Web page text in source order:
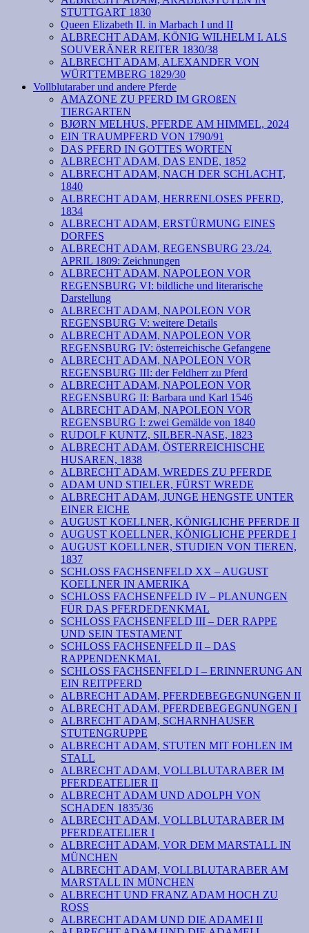
STUTTGART 1830
Queen Elizabeth II. in Marbach I und II
ALBRECHT ADAM, KÖNIG WILHELM I. ALS
SOUVERÄNER REITER 1830/38
ALBRECHT ADAM, ALEXANDER VON
WÜRTTEMBERG 1829/30
Vollblutaraber und andere Pferde
AMAZONE ZU PFERD IM GROßEN
TIERGARTEN
BJØRN MELHUS, PFERDE AM HIMMEL, 2024
EIN TRAUMPFERD VON 1790/91
DAS PFERD IN GOTTES WORTEN
ALBRECHT ADAM, DAS ENDE, 1852
ALBRECHT ADAM, NACH DER SCHLACHT,
1840
ALBRECHT ADAM, HERRENLOSES PFERD,
1834
ALBRECHT ADAM, ERSTÜRMUNG EINES
DORFES
ALBRECHT ADAM, REGENSBURG 23./24.
APRIL 1809: Zeichnungen
ALBRECHT ADAM, NAPOLEON VOR
REGENSBURG VI: bildliche und literarische
Darstellung
ALBRECHT ADAM, NAPOLEON VOR
REGENSBURG V: weitere Details
ALBRECHT ADAM, NAPOLEON VOR
REGENSBURG IV: österreichische Gefangene
ALBRECHT ADAM, NAPOLEON VOR
REGENSBURG III: der Feldherr zu Pferd
ALBRECHT ADAM, NAPOLEON VOR
REGENSBURG II: Barbara und Karl 1546
ALBRECHT ADAM, NAPOLEON VOR
REGENSBURG I: zwei Gemälde von 1840
RUDOLF KUNTZ, SILBER-NASE, 1823
ALBRECHT ADAM, ÖSTERREICHISCHE
HUSAREN, 1838
ALBRECHT ADAM, WREDES ZU PFERDE
ADAM UND STIELER, FÜRST WREDE
ALBRECHT ADAM, JUNGE HENGSTE UNTER
EINER EICHE
AUGUST KOELLNER, KÖNIGLICHE PFERDE II
AUGUST KOELLNER, KÖNIGLICHE PFERDE I
AUGUST KOELLNER, STUDIEN VON TIEREN,
1837
SCHLOSS FACHSENFELD XX – AUGUST
KOELLNER IN AMERIKA
SCHLOSS FACHSENFELD IV – PLANUNGEN
FÜR DAS PFERDEDENKMAL
SCHLOSS FACHSENFELD III – DER RAPPE
UND SEIN TESTAMENT
SCHLOSS FACHSENFELD II – DAS
RAPPENDENKMAL
SCHLOSS FACHSENFELD I – ERINNERUNG AN
EIN REITPFERD
ALBRECHT ADAM, PFERDEBEGEGNUNGEN II
ALBRECHT ADAM, PFERDEBEGEGNUNGEN I
ALBRECHT ADAM, SCHARNHAUSER
STUTENGRUPPE
ALBRECHT ADAM, STUTEN MIT FOHLEN IM
STALL
ALBRECHT ADAM, VOLLBLUTARABER IM
PFERDEATELIER II
ALBRECHT ADAM UND ADOLPH VON
SCHADEN 1835/36
ALBRECHT ADAM, VOLLBLUTARABER IM
PFERDEATELIER I
ALBRECHT ADAM, VOR DEM MARSTALL IN
MÜNCHEN
ALBRECHT ADAM, VOLLBLUTARABER AM
MARSTALL IN MÜNCHEN
ALBRECHT UND FRANZ ADAM HOCH ZU
ROSS
ALBRECHT ADAM UND DIE ADAMEI II